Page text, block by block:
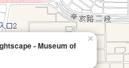
- Museum of
×